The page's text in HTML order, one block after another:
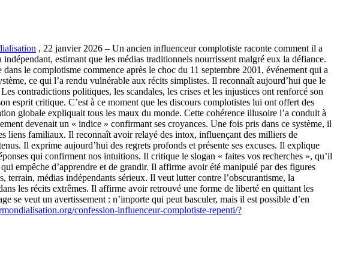
, 22 janvier 2026 – Un ancien influenceur complotiste raconte comment il a
estimant que les médias traditionnels nourrissent malgré eux la défiance.
le complotisme commence après le choc du 11 septembre 2001, événement qui a
ce qui l’a rendu vulnérable aux récits simplistes. Il reconnaît aujourd’hui que le
contradictions politiques, les scandales, les crises et les injustices ont renforcé son
esprit critique. C’est à ce moment que les discours complotistes lui ont offert des
globale expliquait tous les maux du monde. Cette cohérence illusoire l’a conduit à
devenait un « indice » confirmant ses croyances. Une fois pris dans ce système, il
liens familiaux. Il reconnaît avoir relayé des intox, influençant des milliers de
Il exprime aujourd’hui des regrets profonds et présente ses excuses. Il explique
qui confirment nos intuitions. Il critique le slogan « faites vos recherches », qu’il
empêche d’apprendre et de grandir. Il affirme avoir été manipulé par des figures
terrain, médias indépendants sérieux. Il veut lutter contre l’obscurantisme, la
les récits extrêmes. Il affirme avoir retrouvé une forme de liberté en quittant les
se veut un avertissement : n’importe qui peut basculer, mais il est possible d’en
confession-influenceur-complotiste-repenti/?